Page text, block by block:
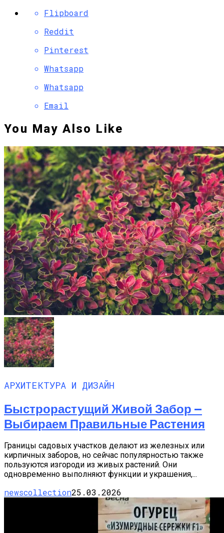
Flipboard
Reddit
Pinterest
Whatsapp
Whatsapp
Email
You May Also Like
АРХИТЕКТУРА И ДИЗАЙН
Быстрорастущий Живой Забор —
Выбираем Правильные Растения
Границы садовых участков делают из железных или
кирпичных заборов, но сейчас популярностью также
пользуются изгороди из живых растений. Они
одновременно выполняют функции и украшения,...
newscollection25.03.2026